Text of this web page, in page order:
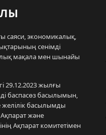
саяси, экономикалық,
сенімді
мақала мен шынайы
29.12.2023 жылғы
баспасөз басылымын,
желілік басылымды
Ақпарат және
Ақпарат комитетімен